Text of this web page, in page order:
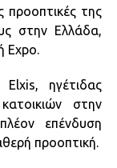
προοπτικές της
στην Ελλάδα,
Expo.
ηγέτιδας
στην
επένδυση
προοπτική.